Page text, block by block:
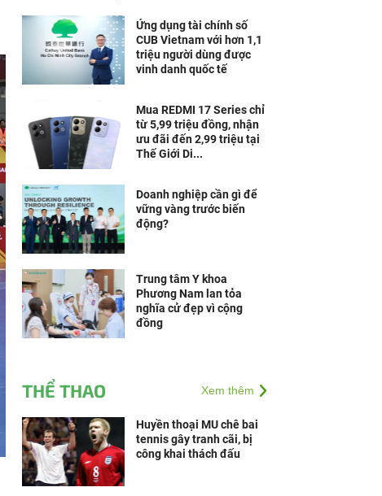
Ứng dụng tài chính số
CUB Vietnam với hơn 1,1
triệu người dùng được
vinh danh quốc tế
Mua REDMI 17 Series chỉ
từ 5,99 triệu đồng, nhận
ưu đãi đến 2,99 triệu tại
Thế Giới Di...
Doanh nghiệp cần gì để
vững vàng trước biến
động?
Trung tâm Y khoa
Phương Nam lan tỏa
nghĩa cử đẹp vì cộng
đồng
THỂ THAO Xem thêm
Huyền thoại MU chê bai
tennis gây tranh cãi, bị
công khai thách đấu